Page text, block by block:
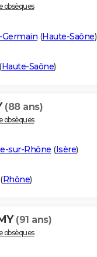
obsèques
Germain (Haute-Saône)
(Haute-Saône)
(88 ans)
obsèques
sur-Rhône (Isère)
(Rhône)
(91 ans)
obsèques